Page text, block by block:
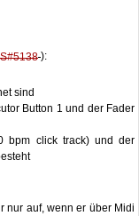
):
sind
Button 1 und der Fader
bpm click track) und der
nur auf, wenn er über Midi